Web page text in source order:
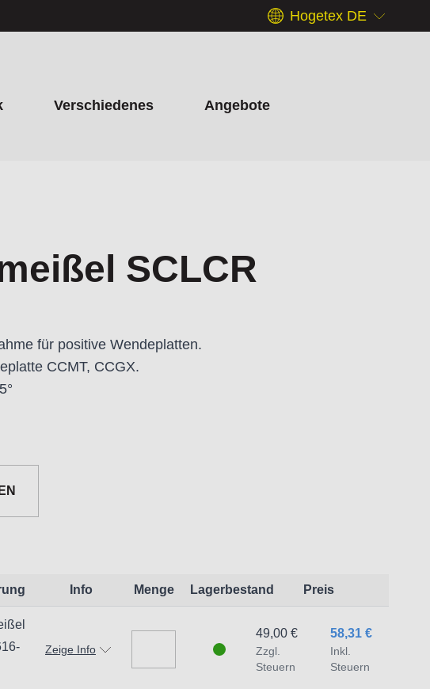
Hogetex DE
Verschiedenes Angebote
SCLCR
für positive Wendeplatten.
CCMT, CCGX.
Verwendungszweck geeignet.
1,7051 HR Varsseveld/ Netherlands,
Info Menge Lagerbestand Preis
Zeige Info
58,31 €
Inkl.
Steuern
49,00 €
Zzgl.
Steuern